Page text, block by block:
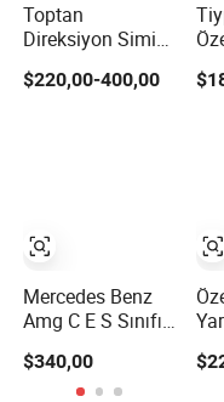
Toptan
Direksiyon Simidi
Karbon Lif Deri
Dodge Challenger
$220,00-400,00
Mercedes Benz
Amg C E S Sınıfı
Direksiyon Simidi
$340,00